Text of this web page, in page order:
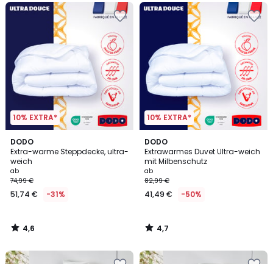
10% EXTRA*
DODO
Extra-warme Steppdecke, ultra-
weich
ab
74,99 €
51,74 € -31%
4,6
/ 5
4,6
/
10% EXTRA*
DODO
Extrawarmes Duvet Ultra-weich
mit Milbenschutz
ab
82,99 €
41,49 € -50%
4,7
/ 5
4,7
/